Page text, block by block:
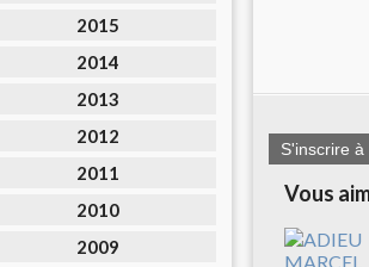
2015
2014
2013
2012
2011
2010
2009
S'inscrire
Vous